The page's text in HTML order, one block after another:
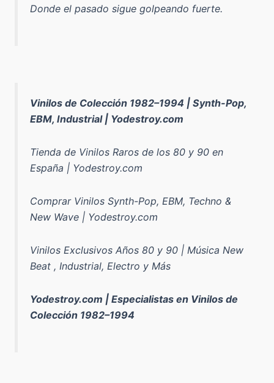
Donde el pasado sigue golpeando fuerte.
Vinilos de Colección 1982–1994 | Synth-Pop,
EBM, Industrial | Yodestroy.com
Tienda de Vinilos Raros de los 80 y 90 en
España | Yodestroy.com
Comprar Vinilos Synth-Pop, EBM, Techno &
New Wave | Yodestroy.com
Vinilos Exclusivos Años 80 y 90 | Música New
Beat , Industrial, Electro y Más
Yodestroy.com | Especialistas en Vinilos de
Colección 1982–1994